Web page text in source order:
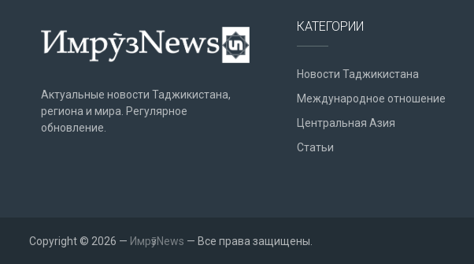
Актуальные новости Таджикистана,
региона и мира. Регулярное
обновление.
КАТЕГОРИИ
Новости Таджикистана
Международное отношение
Центральная Азия
Статьи
Copyright © 2026 — ИмрӯзNews — Все права защищены.